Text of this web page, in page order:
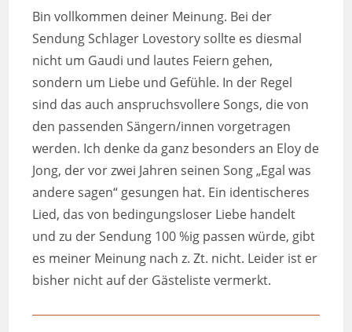
Bin vollkommen deiner Meinung. Bei der
Sendung Schlager Lovestory sollte es diesmal
nicht um Gaudi und lautes Feiern gehen,
sondern um Liebe und Gefühle. In der Regel
sind das auch anspruchsvollere Songs, die von
den passenden Sängern/innen vorgetragen
werden. Ich denke da ganz besonders an Eloy de
Jong, der vor zwei Jahren seinen Song „Egal was
andere sagen“ gesungen hat. Ein identischeres
Lied, das von bedingungsloser Liebe handelt
und zu der Sendung 100 %ig passen würde, gibt
es meiner Meinung nach z. Zt. nicht. Leider ist er
bisher nicht auf der Gästeliste vermerkt.